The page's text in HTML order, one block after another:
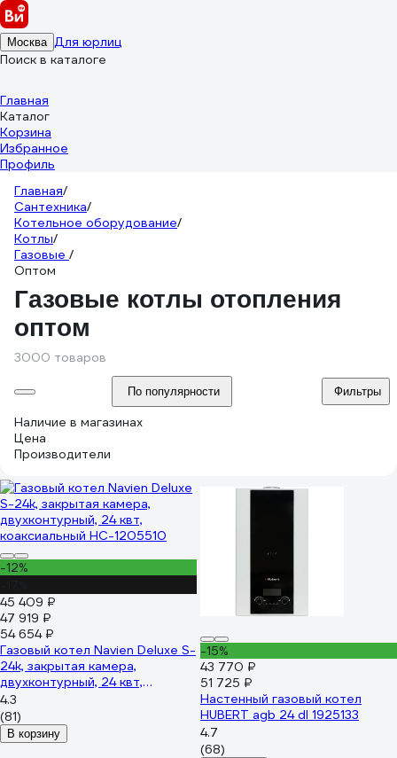
Москва Для юрлиц
Поиск в каталоге
Главная
Каталог
Корзина
Избранное
Профиль
Главная/
Сантехника/
Котельное оборудование/
Котлы/
Газовые /
Оптом
Газовые котлы отопления
оптом
3000 товаров
По популярности Фильтры
Наличие в магазинах
Цена
Производители
-12%
45 409 ₽
47 919 ₽
54 654 ₽
Газовый котел Navien Deluxe S-
24k, закрытая камера,
двухконтурный, 24 квт,
коаксиальный НС-1205510
4.3
(81)
В корзину
-15%
43 770 ₽
51 725 ₽
Настенный газовый котел
HUBERT agb 24 dl 1925133
4.7
(68)